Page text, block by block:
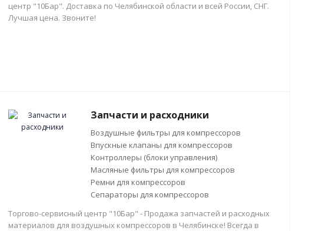
центр "10Бар". Доставка по Челябинской области и всей России, СНГ.
Лучшая цена. Звоните!
Запчасти и расходники
Воздушные фильтры для компрессоров
Впускные клапаны для компрессоров
Контроллеры (блоки управления)
Масляные фильтры для компрессоров
Ремни для компрессоров
Сепараторы для компрессоров
Торгово-сервисный центр "10Бар" - Продажа запчастей и расходных
материалов для воздушных компрессоров в Челябинске! Всегда в